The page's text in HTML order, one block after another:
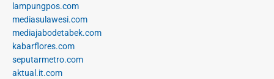
lampungpos.com
mediasulawesi.com
mediajabodetabek.com
kabarflores.com
seputarmetro.com
aktual.it.com